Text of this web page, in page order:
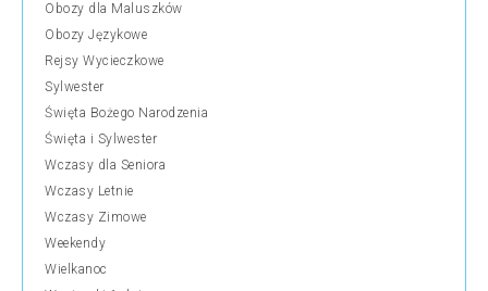
Obozy dla Maluszków
Obozy Językowe
Rejsy Wycieczkowe
Sylwester
Święta Bożego Narodzenia
Święta i Sylwester
Wczasy dla Seniora
Wczasy Letnie
Wczasy Zimowe
Weekendy
Wielkanoc